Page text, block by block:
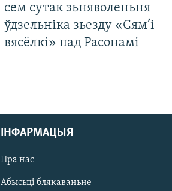
сем сутак зьняволеньня
ўдзельніка зьезду «Сям’і
вясёлкі» пад Расонамі
ІНФАРМАЦЫЯ
Пра нас
Абысьці блякаваньне